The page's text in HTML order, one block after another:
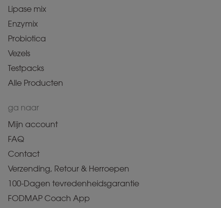
Lipase mix
Enzymix
Probiotica
Vezels
Testpacks
Alle Producten
ga naar
Mijn account
FAQ
Contact
Verzending, Retour & Herroepen
100-Dagen tevredenheidsgarantie
FODMAP Coach App